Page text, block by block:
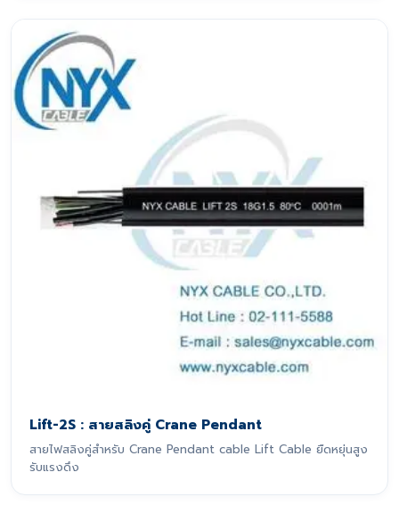
Lift-2S : สายสลิงคู่ Crane Pendant
สายไฟสลิงคู่สำหรับ Crane Pendant cable Lift Cable ยืดหยุ่นสูง
รับแรงดึง